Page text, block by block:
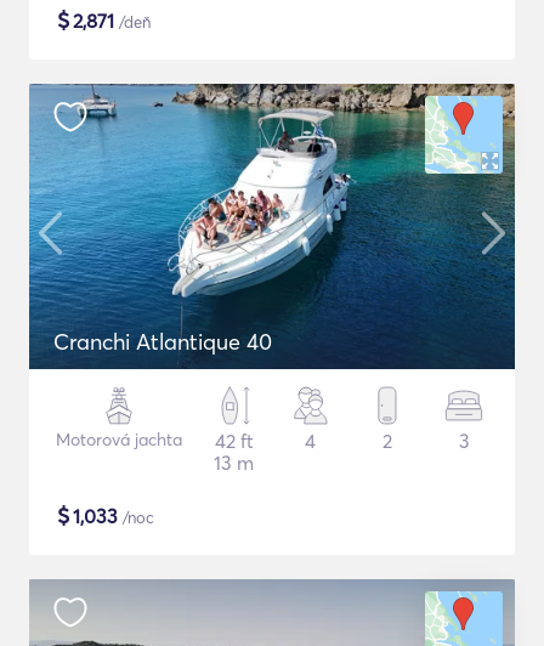
$2,871 /deň
Cranchi Atlantique 40
Motorová jachta
42 ft
13 m
4 2 3
$1,033 /noc